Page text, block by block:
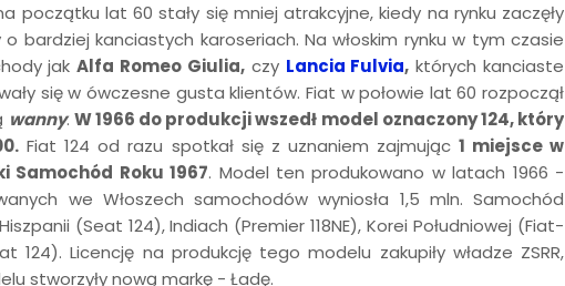
początku lat 60 stały się mniej atrakcyjne, kiedy na rynku zaczęły
bardziej kanciastych karoseriach. Na włoskim rynku w tym czasie
jakAlfa Romeo Giulia,czy Lancia Fulvia, których kanciaste
się w ówczesne gusta klientów. Fiat w połowie lat 60 rozpoczął
wanny.W 1966 do produkcji wszedł model oznaczony 124, który
Fiat 124 od razu spotkał się z uznaniem zajmując 1 miejsce w
Samochód Roku 1967. Model ten produkowano w latach 1966 -
we Włoszech samochodów wyniosła 1,5 mln. Samochód
(Seat 124), Indiach (Premier 118NE), Korei Południowej (Fiat-
124). Licencję na produkcję tego modelu zakupiły władze ZSRR,
stworzyły nową markę - Ładę.